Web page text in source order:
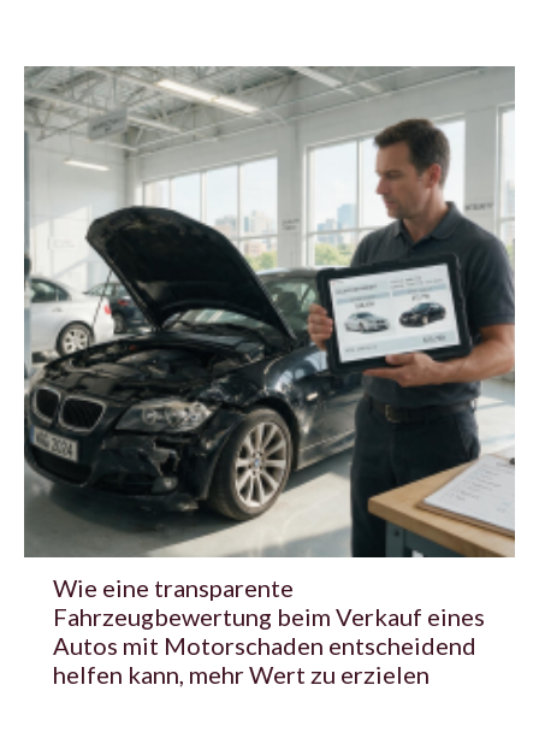
Wie eine transparente
Fahrzeugbewertung beim Verkauf eines
Autos mit Motorschaden entscheidend
helfen kann, mehr Wert zu erzielen